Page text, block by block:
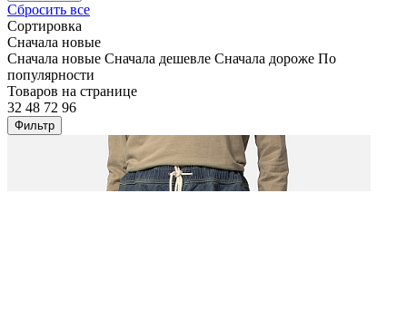
Сбросить все
Сортировка
Сначала новые
Сначала новые Сначала дешевле Сначала дороже По
популярности
Товаров на странице
32 48 72 96
Фильтр